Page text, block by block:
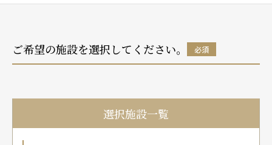
有料老人ホームTOP
プレザングラン
プレザンメゾン
グループホーム
たのしい家
認知症対応型グループホームとは
小規模多機能型居宅介護TOP
たのしい家
0120-944
ご希望の施設を選択してください。 必須
選択施設一覧